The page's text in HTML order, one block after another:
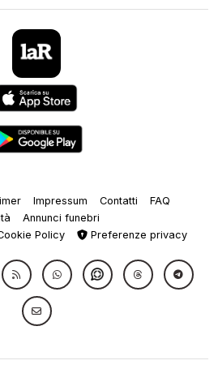
Impressum Contatti
FAQ
Annunci funebri
Policy Preferenze privacy